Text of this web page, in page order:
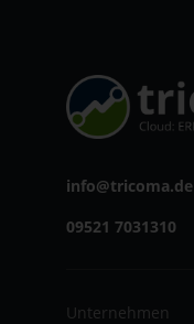
info@tricoma.de
09521 7031310
Unternehmen